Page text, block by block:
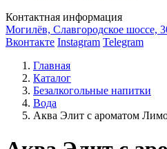
Контактная информация
Могилёв, Славгородское шоссе,
Вконтакте Instagram Telegram
Главная
Каталог
Безалкогольные напитки
Вода
Аква Элит с ароматом